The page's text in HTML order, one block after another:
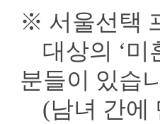
※ 서울선택
대상의 ‘미
분들이 있습
(남녀 간에